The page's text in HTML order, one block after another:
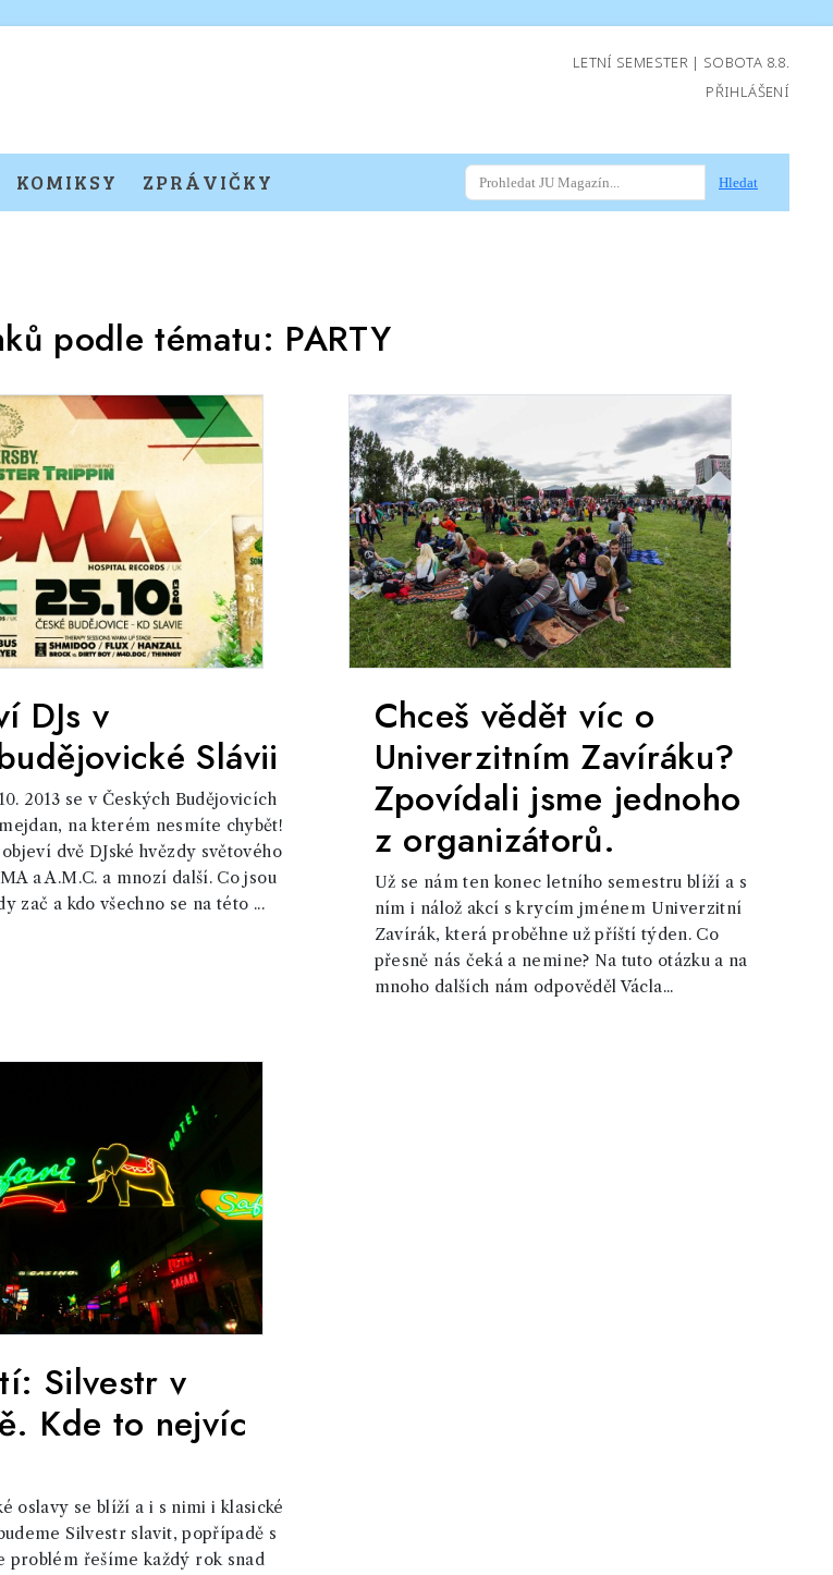
LETNÍ SEMESTER | SOBOTA 8.8.
PŘIHLÁŠENÍ
KOMIKSY ZPRÁVIČKY Hledat
podle tématu: PARTY
DJs v
Slávii
2013 se v Českých Budějovicích
na kterém nesmíte chybět!
dvě DJské hvězdy světového
a A.M.C. a mnozí další. Co jsou
zač a kdo všechno se na této ...
Chceš vědět víc o
Univerzitním Zavíráku?
Zpovídali jsme jednoho
z organizátorů.
Už se nám ten konec letního semestru blíží a s
ním i nálož akcí s krycím jménem Univerzitní
Zavírák, která proběhne už příští týden. Co
přesně nás čeká a nemine? Na tuto otázku a na
mnoho dalších nám odpověděl Václa...
Silvestr v
Kde to nejvíc
oslavy se blíží a i s nimi i klasické
Silvestr slavit, popřípadě s
problém řešíme každý rok snad